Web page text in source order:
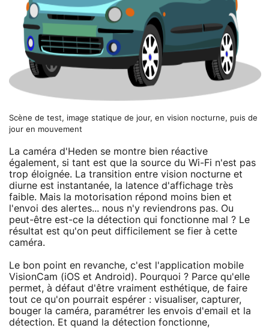
Scène de test, image statique de jour, en vision nocturne, puis de
jour en mouvement
La caméra d'Heden se montre bien réactive
également, si tant est que la source du Wi-Fi n'est pas
trop éloignée. La transition entre vision nocturne et
diurne est instantanée, la latence d'affichage très
faible. Mais la motorisation répond moins bien et
l'envoi des alertes... nous n'y reviendrons pas. Ou
peut-être est-ce la détection qui fonctionne mal ? Le
résultat est qu'on peut difficilement se fier à cette
caméra.
Le bon point en revanche, c'est l'application mobile
VisionCam (iOS et Android). Pourquoi ? Parce qu'elle
permet, à défaut d'être vraiment esthétique, de faire
tout ce qu'on pourrait espérer : visualiser, capturer,
bouger la caméra, paramétrer les envois d'email et la
détection. Et quand la détection fonctionne,